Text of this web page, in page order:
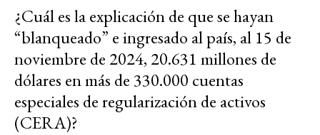
¿Cuál es la explicación de que se hayan
“blanqueado” e ingresado al país, al 15 de
noviembre de 2024, 20.631 millones de
dólares en más de 330.000 cuentas
especiales de regularización de activos
(CERA)?